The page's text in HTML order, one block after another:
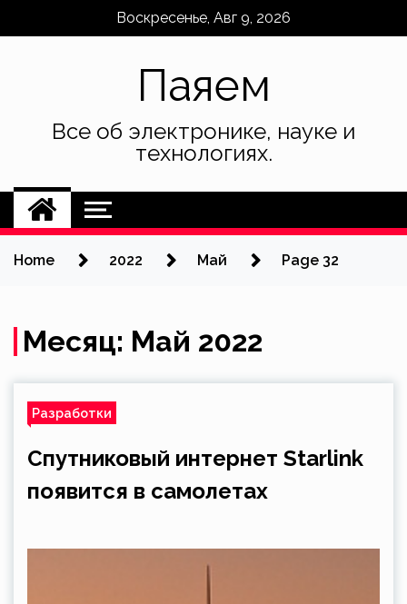
Воскресенье, Авг 9, 2026
Паяем
Все об электронике, науке и
технологиях.
Home 2022 Май Page 32
Месяц: Май 2022
Разработки
Спутниковый интернет Starlink
появится в самолетах